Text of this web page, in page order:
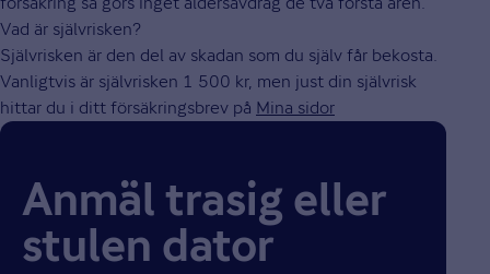
Vad är självrisken?
Självrisken är den del av skadan som du själv får bekosta.
Vanligtvis är självrisken 1 500 kr, men just din självrisk
hittar du i ditt försäkringsbrev på Mina sidor
Anmäl trasig eller
stulen dator